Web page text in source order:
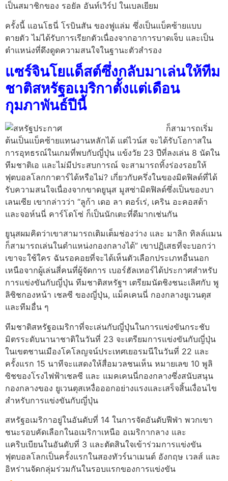
เป็นสมาชิกของ รอยัล อันท์เวิร์ป ในเบลเยียม
ครั้งนี้ แอนโธนี่ โรบินสัน ของฟูแล่ม ซึ่งเป็นแบ็คซ้ายแบบ
ตายตัว ไม่ได้รับการเรียกตัวเนื่องจากอาการบาดเจ็บ และเป็น
ตำแหน่งที่ดึงดูดความสนใจในฐานะตัวสำรอง
แซร์จินโยแด็สต์ซึ่งกลับมาเล่นให้ทีม
ชาติสหรัฐอเมริกาตั้งแต่เดือน
กุมภาพันธ์ปีนี้
ก็สามารถเริ่ม
ต้นเป็นแบ็คซ้ายแทนงานหลักได้ แต่ไวน์ส จะได้รับโอกาสใน
การอุทธรณ์ในเกมที่พบกับญี่ปุ่น แข้งวัย 23 ปีที่ลงเล่น 8 นัดใน
ทีมชาติเอ และไม่มีประสบการณ์ จะสามารถทิ้งร่องรอยให้
ฟุตบอลโลกกาตาร์ได้หรือไม่? เกี่ยวกับครึ่งในของมิดฟิลด์ที่ได้
รับความสนใจเนื่องจากขาดยูนุส มูสซ่ามิดฟิลด์ซึ่งเป็นของบา
เลนเซีย เขากล่าวว่า “ลูก้า เดอ ลา ตอร์เร่, เคริน อะคอสต้า
และจอห์นนี่ คาร์โดโซ่ ก็เป็นนักเตะที่ดีมากเช่นกัน
ยูนุสผมคิดว่าเขาสามารถเติมเต็มช่องว่าง และ มาลิก ทิลล์แมน
ก็สามารถเล่นในตำแหน่งกองกลางได้” เขาปฏิเสธที่จะบอกว่า
เขาจะใช้ใคร ฉันรอคอยที่จะได้เห็นตัวเลือกประเภทอื่นนอก
เหนือจากผู้เล่นสี่คนที่ผู้จัดการ เบอร์ฮัลเทอร์ได้ประกาศสำหรับ
การแข่งขันกับญี่ปุ่น ทีมชาติสหรัฐฯ เตรียมนัดชิงชนะเลิศกับ พู
ลิซิชกองหน้า เชลซี ของญี่ปุ่น, แม็คเคนนี่ กองกลางยูเวนตุส
และทีมอื่น ๆ
ทีมชาติสหรัฐอเมริกาที่จะเล่นกับญี่ปุ่นในการแข่งขันกระชับ
มิตรระดับนานาชาติในวันที่ 23 จะเตรียมการแข่งขันกับญี่ปุ่น
ในเขตชานเมืองโคโลญจน์ประเทศเยอรมนีในวันที่ 22 และ
ครั้งแรก 15 นาทีจะแสดงให้สื่อมวลชนเห็น หมายเลข 10 พูลิ
ซิชของโรงไฟฟ้าเชลซี และ แมคเคนนี่กองกลางซึ่งสนับสนุน
กองกลางของ ยูเวนตุสเหงื่อออกอย่างแรงและเสร็จสิ้นเงื่อนไข
สำหรับการแข่งขันกับญี่ปุ่น
สหรัฐอเมริกาอยู่ในอันดับที่ 14 ในการจัดอันดับฟีฟ่า พวกเขา
ชนะรอบคัดเลือกในอเมริกาเหนือ อเมริกากลาง และ
แคริบเบียนในอันดับที่ 3 และตัดสินใจเข้าร่วมการแข่งขัน
ฟุตบอลโลกเป็นครั้งแรกในสองทัวร์นาเมนต์ อังกฤษ เวลส์ และ
อิหร่านจัดกลุ่มร่วมกันในรอบแรกของการแข่งขัน